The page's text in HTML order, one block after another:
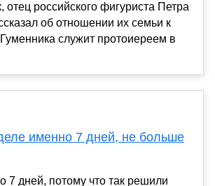
отец российского фигуриста Петра
об отношении их семьи к
служит протоиереем в
именно 7 дней, не больше
7 дней, потому что так решили